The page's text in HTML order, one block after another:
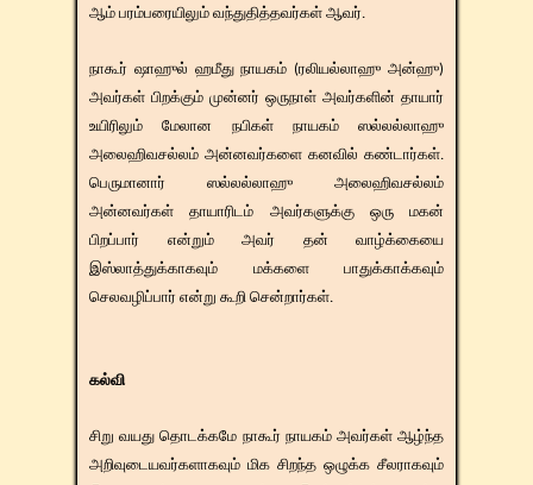
ஆம் பரம்பரையிலும் வந்துதித்தவர்கள் ஆவர்.
நாகூர் ஷாஹுல் ஹமீது நாயகம் (ரலியல்லாஹு அன்ஹு)
அவர்கள் பிறக்கும் முன்னர் ஒருநாள் அவர்களின் தாயார்
உயிரிலும் மேலான நபிகள் நாயகம் ஸல்லல்லாஹு
அலைஹிவசல்லம் அன்னவர்களை கனவில் கண்டார்கள்.
பெருமானார் ஸல்லல்லாஹு அலைஹிவசல்லம்
அன்னவர்கள் தாயாரிடம் அவர்களுக்கு ஒரு மகன்
பிறப்பார் என்றும் அவர் தன் வாழ்க்கையை
இஸ்லாத்துக்காகவும் மக்களை பாதுக்காக்கவும்
செலவழிப்பார் என்று கூறி சென்றார்கள்.
கல்வி
சிறு வயது தொடக்கமே நாகூர் நாயகம் அவர்கள் ஆழ்ந்த
அறிவுடையவர்களாகவும் மிக சிறந்த ஒழுக்க சீலராகவும்